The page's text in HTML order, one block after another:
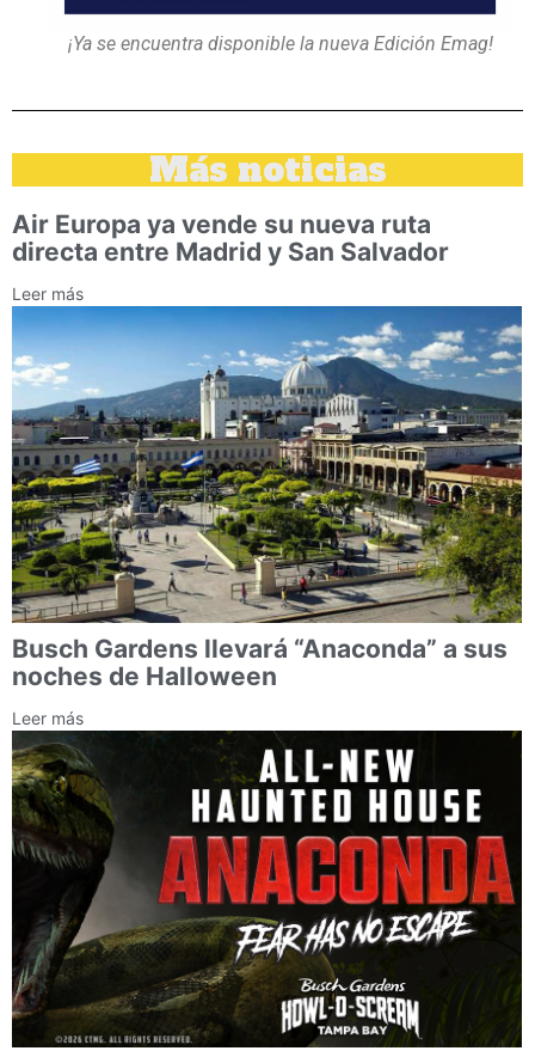
¡Ya se encuentra disponible la nueva Edición Emag!
Más noticias
Air Europa ya vende su nueva ruta
directa entre Madrid y San Salvador
Leer más
Busch Gardens llevará “Anaconda” a sus
noches de Halloween
Leer más